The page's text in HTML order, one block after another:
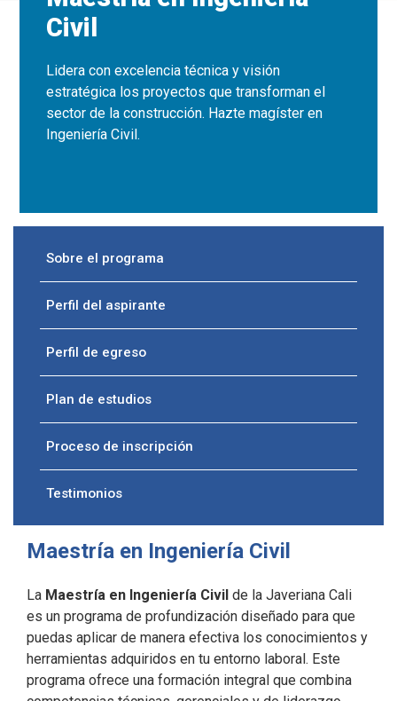
Civil
Lidera con excelencia técnica y visión
estratégica los proyectos que transforman el
sector de la construcción. Hazte magíster en
Ingeniería Civil.
Sobre el programa
Perfil del aspirante
Perfil de egreso
Plan de estudios
Proceso de inscripción
Testimonios
Maestría en Ingeniería Civil
La Maestría en Ingeniería Civil de la Javeriana Cali
es un programa de profundización diseñado para que
puedas aplicar de manera efectiva los conocimientos y
herramientas adquiridos en tu entorno laboral. Este
programa ofrece una formación integral que combina